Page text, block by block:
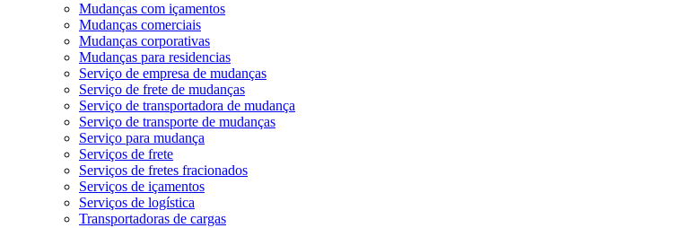
Mudanças com içamentos
Mudanças comerciais
Mudanças corporativas
Mudanças para residencias
Serviço de empresa de mudanças
Serviço de frete de mudanças
Serviço de transportadora de mudança
Serviço de transporte de mudanças
Serviço para mudança
Serviços de frete
Serviços de fretes fracionados
Serviços de içamentos
Serviços de logística
Transportadoras de cargas